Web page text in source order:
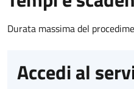
Durata massima del
Accedi al